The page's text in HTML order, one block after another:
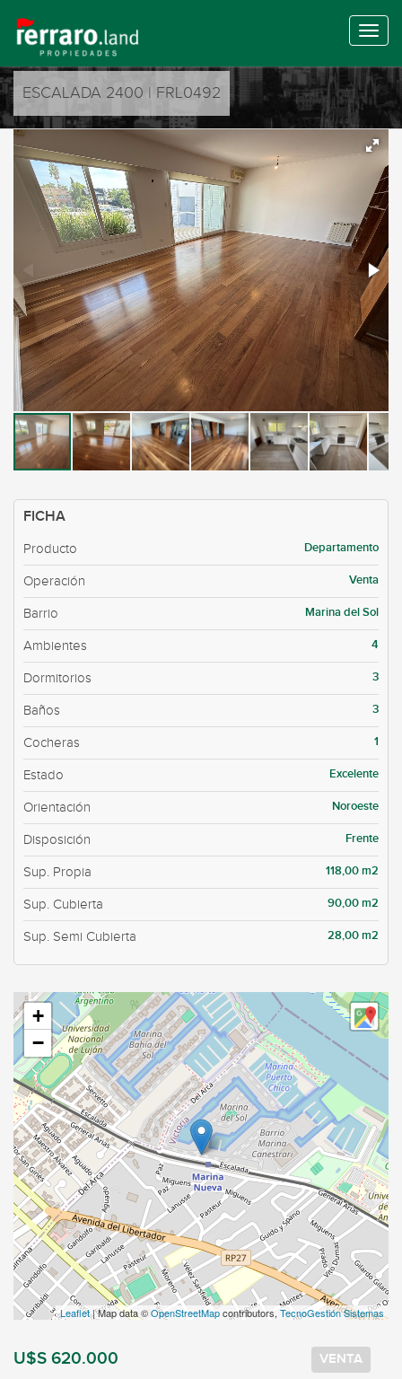
ESCALADA 2400 | FRL0492
FICHA
Producto Departamento
Operación Venta
Barrio Marina del Sol
Ambientes 4
Dormitorios 3
Baños 3
Cocheras 1
Estado Excelente
Orientación Noroeste
Disposición Frente
Sup. Propia 118,00 m2
Sup. Cubierta 90,00 m2
Sup. Semi Cubierta 28,00 m2
+
−
Leaflet| Map data ©OpenStreetMapcontributors, TecnoGestión Sistemas
U$S 620.000 VENTA